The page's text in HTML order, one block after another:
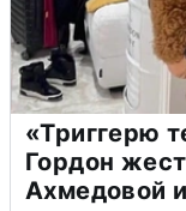
«Триггерю
Гордон
Ахмедовой